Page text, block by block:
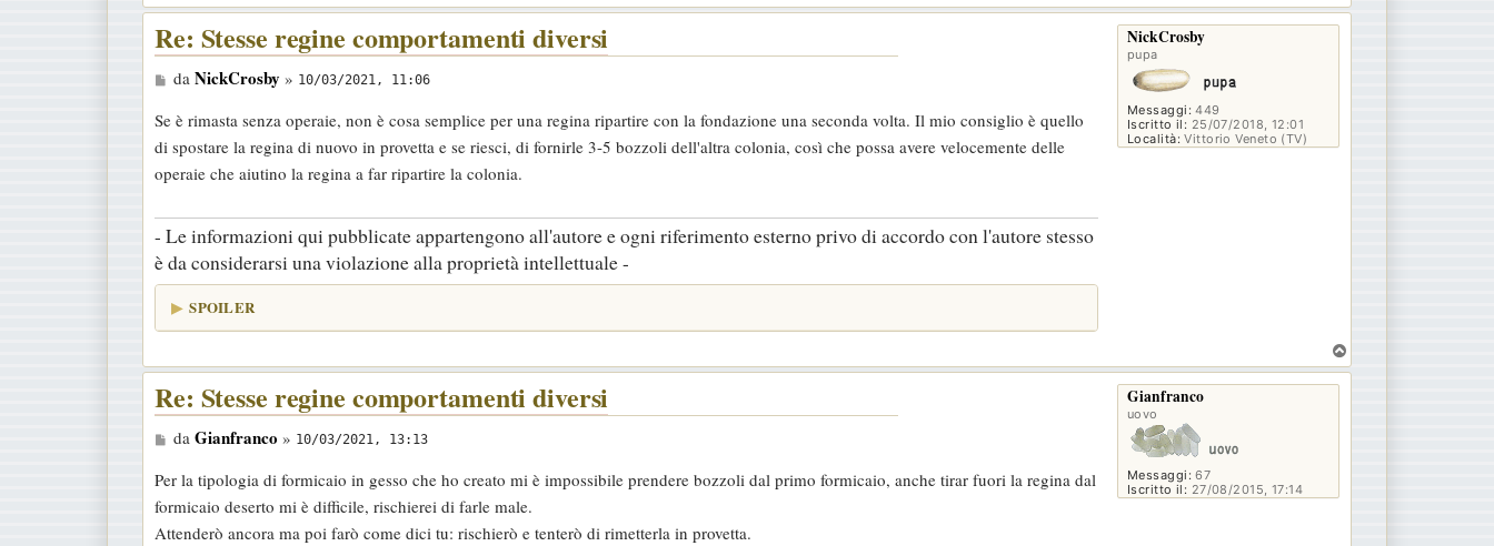
o
NickCrosby
pupa
Messaggi: 449
Iscritto il: 25/07/2018, 12:01
Località: Vittorio Veneto (TV)
Re: Stesse regine comportamenti diversi
M
s
s
a
g
i
o
da NickCrosby » 10/03/2021, 11:06
Se è rimasta senza operaie, non è cosa semplice per una regina ripartire con la fondazione una seconda volta. Il mio consiglio è quello
di spostare la regina di nuovo in provetta e se riesci, di fornirle 3-5 bozzoli dell'altra colonia, così che possa avere velocemente delle
operaie che aiutino la regina a far ripartire la colonia.
- Le informazioni qui pubblicate appartengono all'autore e ogni riferimento esterno privo di accordo con l'autore stesso
è da considerarsi una violazione alla proprietà intellettuale -
SPOILER
o
Gianfranco
uovo
Messaggi: 67
Iscritto il: 27/08/2015, 17:14
Re: Stesse regine comportamenti diversi
M
s
s
da Gianfranco » 10/03/2021, 13:13
Per la tipologia di formicaio in gesso che ho creato mi è impossibile prendere bozzoli dal primo formicaio, anche tirar fuori la regina dal
formicaio deserto mi è difficile, rischierei di farle male.
Attenderò ancora ma poi farò come dici tu: rischierò e tenterò di rimetterla in provetta.